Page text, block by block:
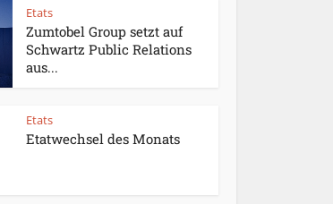
Etats
Zumtobel Group setzt auf
Schwartz Public Relations
aus...
Etats
Etatwechsel des Monats